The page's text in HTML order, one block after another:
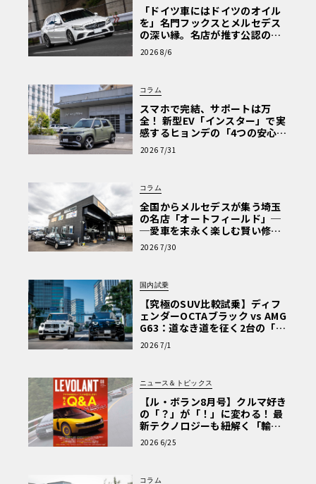
「ドイツ車にはドイツのオイル
を」名門フックスとメルセデス
の深い縁。名店が推す公認の安
心と、Cクラスで味わうシルキー
な走り〈PR〉
2026 8/6
コラム
スマホで完結、サポートは万
全！ 新型EV「インスター」で実
感するヒョンデの「4つの安心」
【第1回・ヒョンデ6つの疑問：
Why? Hyundai?】〈PR〉
2026 7/31
コラム
全国からメルセデスが集う埼玉
の名店「オートフィールド」─
─愛車を末永く楽しむ賢い修理
術と、プロがフックス製オイル
を選ぶ理由〈PR〉
2026 7/30
国内試乗
【究極のSUV比較試乗】ディフ
ェンダーOCTAブラック vs AMG
G63：道なき道を征く2台の「対
極的アプローチ」
2026 7/1
ニュース＆トピックス
【ル・ボラン8月号】クルマ好き
の「？」が「！」に変わる！ 最
新テクノロジーも紐解く「輸入
車Q&A」
2026 6/25
コラム